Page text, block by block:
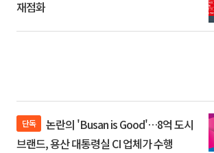
재점화
단독
브랜드, 용산 대통령실 CI 업체가 수행